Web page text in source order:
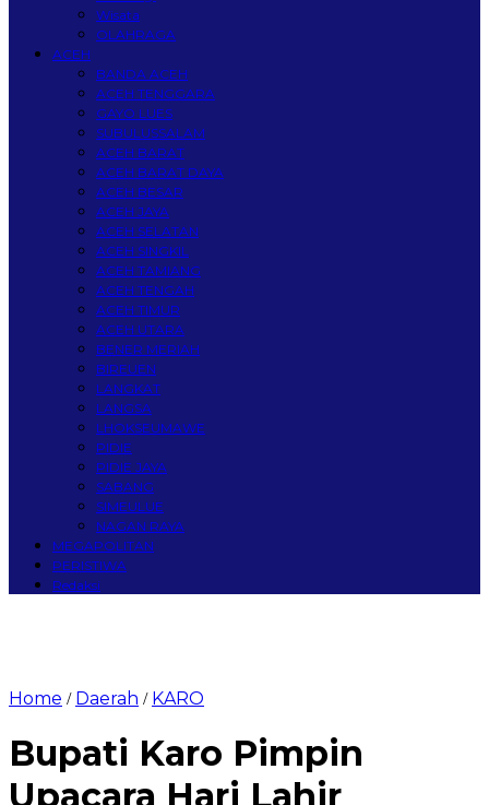
Wisata
OLAHRAGA
ACEH
BANDA ACEH
ACEH TENGGARA
GAYO LUES
SUBULUSSALAM
ACEH BARAT
ACEH BARAT DAYA
ACEH BESAR
ACEH JAYA
ACEH SELATAN
ACEH SINGKIL
ACEH TAMIANG
ACEH TENGAH
ACEH TIMUR
ACEH UTARA
BENER MERIAH
BIREUEN
LANGKAT
LANGSA
LHOKSEUMAWE
PIDIE
PIDIE JAYA
SABANG
SIMEULUE
NAGAN RAYA
MEGAPOLITAN
PERISTIWA
Redaksi
Home / Daerah / KARO
Bupati Karo Pimpin
Upacara Hari Lahir